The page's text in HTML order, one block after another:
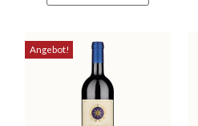
Angebot!